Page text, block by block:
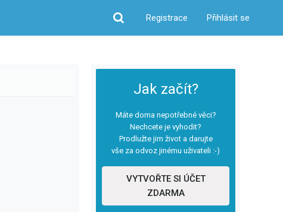
Hledat
Registrace Přihlásit se
Jak začít?
Máte doma nepotřebné věci?
Nechcete je vyhodit?
Prodlužte jim život a darujte
vše za odvoz jinému uživateli :-)
VYTVOŘTE SI ÚČET
ZDARMA